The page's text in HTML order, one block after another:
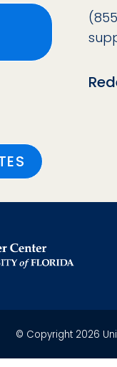
© Copyright 2026